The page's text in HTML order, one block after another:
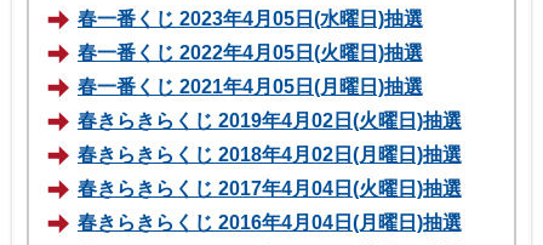
春一番くじ 2023年4月05日(水曜日)抽選
春一番くじ 2022年4月05日(火曜日)抽選
春一番くじ 2021年4月05日(月曜日)抽選
春きらきらくじ 2019年4月02日(火曜日)抽選
春きらきらくじ 2018年4月02日(月曜日)抽選
春きらきらくじ 2017年4月04日(火曜日)抽選
春きらきらくじ 2016年4月04日(月曜日)抽選